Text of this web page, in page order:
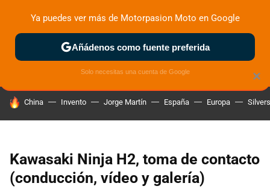
ZONA DE PRUEBAS DEPORTIVAS MOTOS ELÉCTRICAS
HOY SE HABLA DE
China Invento Jorge Martín España Europa
Kawasaki Ninja H2, toma de contacto
(conducción, vídeo y galería)
×
Ya puedes ver más de Motorpasion Moto en Google
Añádenos como fuente preferida
Solo necesitas una cuenta de Google